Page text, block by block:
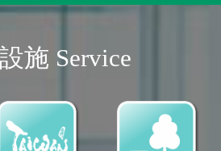
施 Service